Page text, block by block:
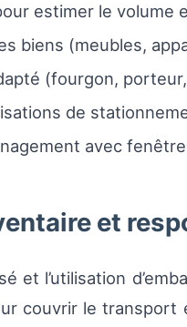
estimer le volume
biens (meubles,
(fourgon,
de
avec
et
et l’utilisation
couvrir le transport